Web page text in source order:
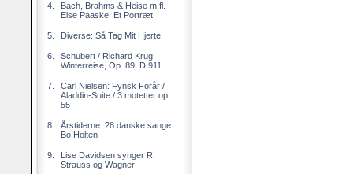
4.
Bach, Brahms & Heise m.fl.
Else Paaske, Et Portræt
5. Diverse: Så Tag Mit Hjerte
6.
Schubert / Richard Krug:
Winterreise, Op. 89, D.911
7.
Carl Nielsen: Fynsk Forår /
Aladdin-Suite / 3 motetter op.
55
8.
Årstiderne. 28 danske sange.
Bo Holten
9.
Lise Davidsen synger R.
Strauss og Wagner